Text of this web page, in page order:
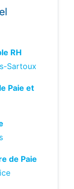
RH
Sartoux
Paie et
de Paie